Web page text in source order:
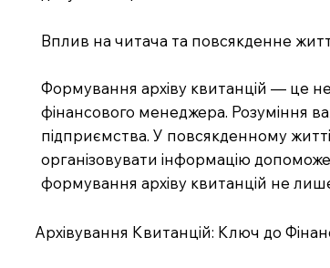
Вплив на читача та повсякденне
Формування архіву квитанцій — це
фінансового менеджера. Розуміння
підприємства. У повсякденному житті
організовувати інформацію
формування архіву квитанцій не
Архівування Квитанцій: Ключ до